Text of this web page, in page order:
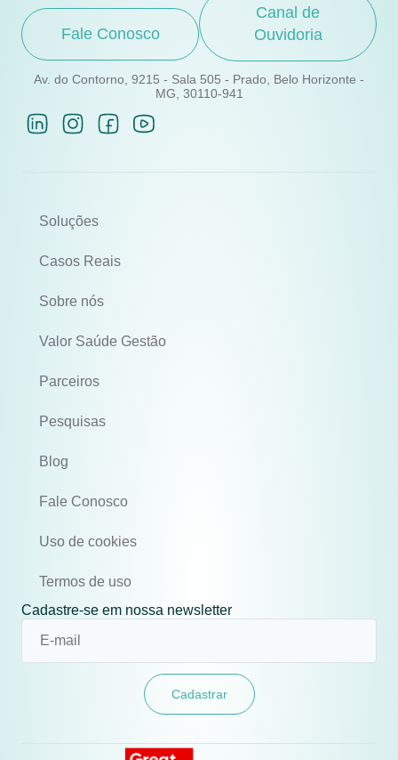
Fale Conosco
Canal de
Ouvidoria
Av. do Contorno, 9215 - Sala 505 - Prado, Belo Horizonte -
MG, 30110-941
Soluções
Casos Reais
Sobre nós
Valor Saúde Gestão
Parceiros
Pesquisas
Blog
Fale Conosco
Uso de cookies
Termos de uso
Cadastre-se em nossa newsletter
Cadastrar